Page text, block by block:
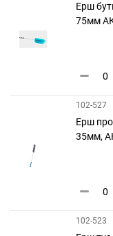
Ерш
75мм
102-527
Ерш
35мм,
102-523